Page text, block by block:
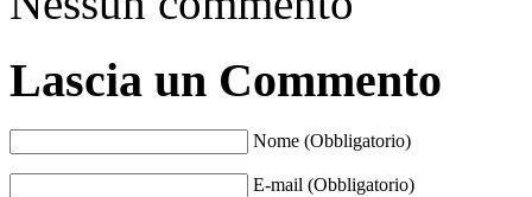
Lascia un Commento
Nome (Obbligatorio)
E-mail (Obbligatorio)